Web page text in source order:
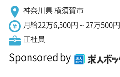
神奈川県 横須賀市
月給22万6,500円～27万500円
正社員
Sponsored by